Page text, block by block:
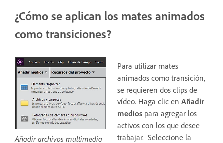
¿Cómo se aplican los mates animados
como transiciones?
Para utilizar mates
animados como transición,
se requieren dos clips de
vídeo. Haga clic en Añadir
medios para agregar los
activos con los que desee
trabajar. Seleccione la
Añadir archivos multimedia